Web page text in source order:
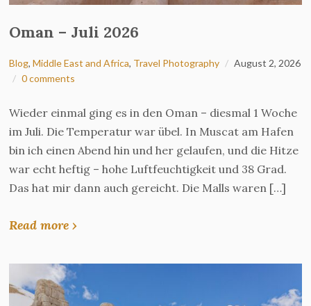
Oman – Juli 2026
Blog,Middle East and Africa, Travel Photography
August 2, 2026
0 comments
Wieder einmal ging es in den Oman – diesmal 1 Woche
im Juli. Die Temperatur war übel. In Muscat am Hafen
bin ich einen Abend hin und her gelaufen, und die Hitze
war echt heftig – hohe Luftfeuchtigkeit und 38 Grad.
Das hat mir dann auch gereicht. Die Malls waren […]
Read more ›